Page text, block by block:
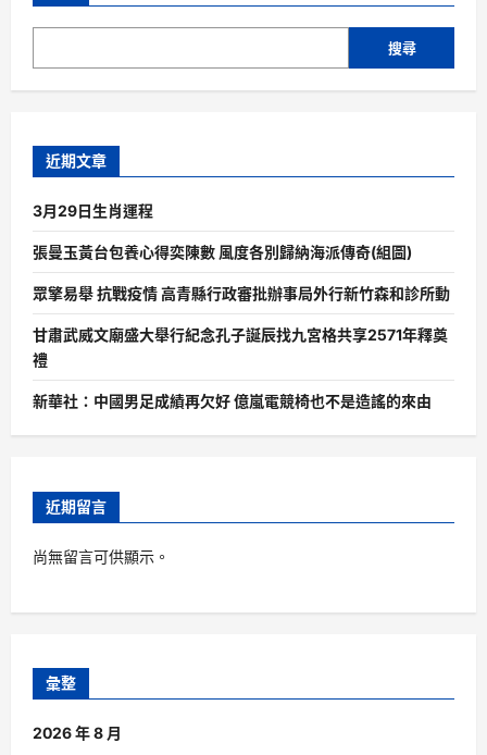
搜尋
近期文章
3月29日生肖運程
張曼玉黃台包養心得奕陳數 風度各別歸納海派傳奇(組圖)
眾擎易舉 抗戰疫情 高青縣行政審批辦事局外行新竹森和診所動
甘肅武威文廟盛大舉行紀念孔子誕辰找九宮格共享2571年釋奠
禮
新華社：中國男足成績再欠好 億嵐電競椅也不是造謠的來由
近期留言
尚無留言可供顯示。
彙整
2026 年 8 月